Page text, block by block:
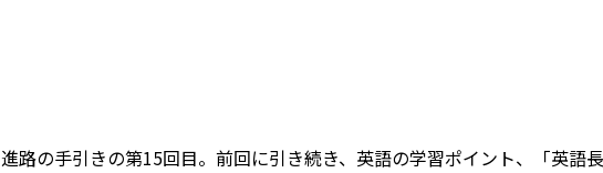
進路の手引きの第15回目。前回に引き続き、英語の学習ポイント、「英語